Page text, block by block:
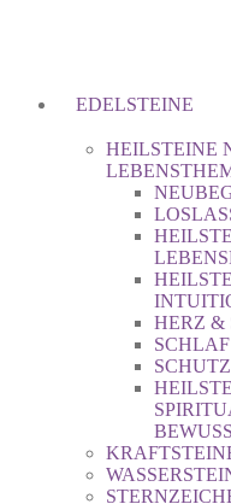
EDELSTEINE
HEILSTEINE
HERZ &